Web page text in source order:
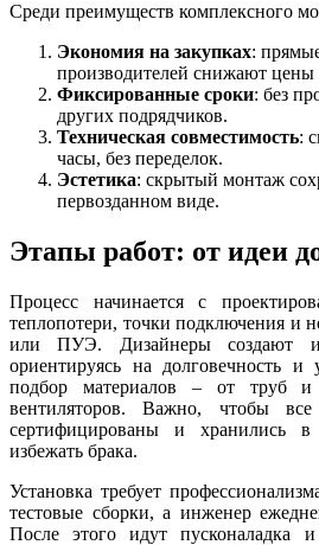
Среди преимуществ комплексного
Экономия на закупках:
производителей снижают цены
Фиксированные сроки: без
других подрядчиков.
Техническая совместимость:
часы, без переделок.
Эстетика: скрытый монтаж
первозданном виде.
Этапы работ: от идеи
Процесс начинается с
теплопотери, точки подключения и
или ПУЭ. Дизайнеры создают
ориентируясь на долговечность и
подбор материалов – от труб
вентиляторов. Важно, чтобы
сертифицированы и хранились
избежать брака.
Установка требует
тестовые сборки, а инженер
После этого идут пусконаладка